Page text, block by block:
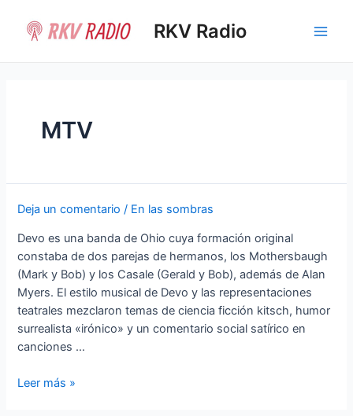
contenido
RKV Radio
MTV
Deja un comentario / En las sombras
Devo es una banda de Ohio cuya formación original
constaba de dos parejas de hermanos, los Mothersbaugh
(Mark y Bob) y los Casale (Gerald y Bob), además de Alan
Myers. El estilo musical de Devo y las representaciones
teatrales mezclaron temas de ciencia ficción kitsch, humor
surrealista «irónico» y un comentario social satírico en
canciones …
DEVO
Leer más »